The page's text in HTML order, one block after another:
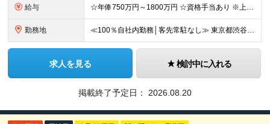
給与 ☆年俸750万円～1800万円 ☆資格手当あり ※上記金額を12分割した金額を支給します ※固定残業手当(45時間/月、156,800円～)を含む。超過分は別途支給します。 ※試用期間は3か月（試用
勤務地 ≪100％自社内勤務│客先常駐なし≫ 東京都渋谷区千駄ヶ谷5丁目31番11号 住友不動産新宿南口ビル16階 ※（変更の範囲）上記を除く当社関連勤務地
求人を見る 検討中に入れる
掲載終了予定日： 2026.08.20